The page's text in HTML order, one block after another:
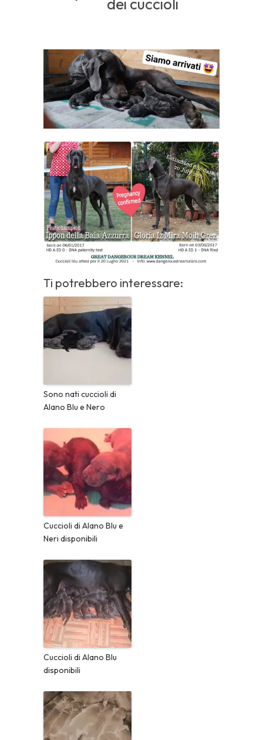
dei cuccioli
Ti potrebbero interessare:
Sono nati cuccioli di
Alano Blu e Nero
Cuccioli di Alano Blu e
Neri disponibili
Cuccioli di Alano Blu
disponibili